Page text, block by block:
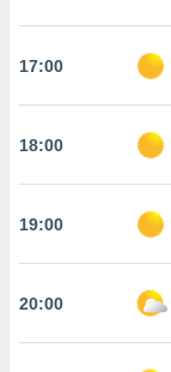
para
ni para
aunque
no
abono
17:00
18:00
19:00
20:00